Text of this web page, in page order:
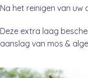
Na het reinigen van
Deze extra laag
aanslag van mos &